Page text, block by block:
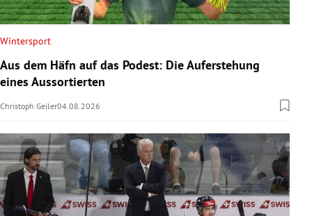
Wintersport
Aus dem Häfn auf das Podest: Die Auferstehung
eines Aussortierten
Christoph Geiler04.08.2026